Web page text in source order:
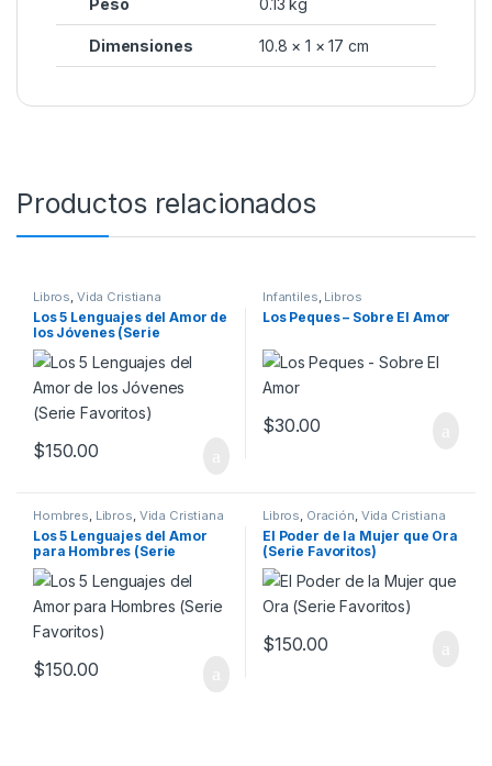
Peso 0.13 kg
Dimensiones 10.8 × 1 × 17 cm
Productos relacionados
Libros, Vida Cristiana
Los 5 Lenguajes del Amor de
los Jóvenes (Serie
Favoritos)
$150.00
Infantiles, Libros
Los Peques – Sobre El Amor
$30.00
Hombres Libros Vida Cristiana
Los 5 Lenguajes del Amor
para Hombres (Serie
Favoritos)
$150.00
Libros Oración Vida Cristiana
El Poder de la Mujer que Ora
(Serie Favoritos)
$150.00